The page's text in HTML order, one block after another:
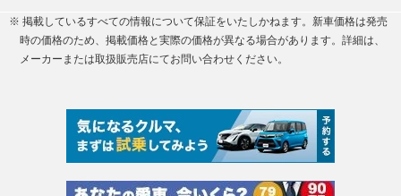
※ 掲載しているすべての情報について保証をいたしかねます。新車価格は発売
時の価格のため、掲載価格と実際の価格が異なる場合があります。詳細は、
メーカーまたは取扱販売店にてお問い合わせください。